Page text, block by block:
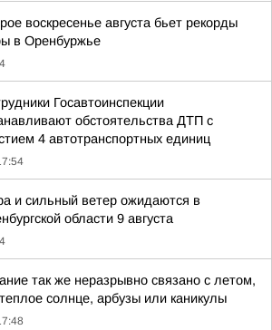
воскресенье августа бьет рекорды
в Оренбуржье
Госавтоинспекции
обстоятельства ДТП с
4 автотранспортных единиц
и сильный ветер ожидаются в
области 9 августа
так же неразрывно связано с летом,
теплое солнце, арбузы или каникулы